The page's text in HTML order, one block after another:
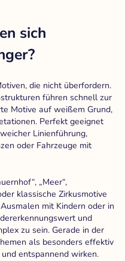
sich
die nicht überfordern.
führen schnell zur
Motive auf weißem Grund,
Perfekt geeignet
Linienführung,
oder Fahrzeuge mit
„Meer“,
klassische Zirkusmotive
mit Kindern oder in
und
zu sein. Gerade in der
als besonders effektiv
entspannend wirken.